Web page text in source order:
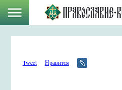
Tweet Нравится